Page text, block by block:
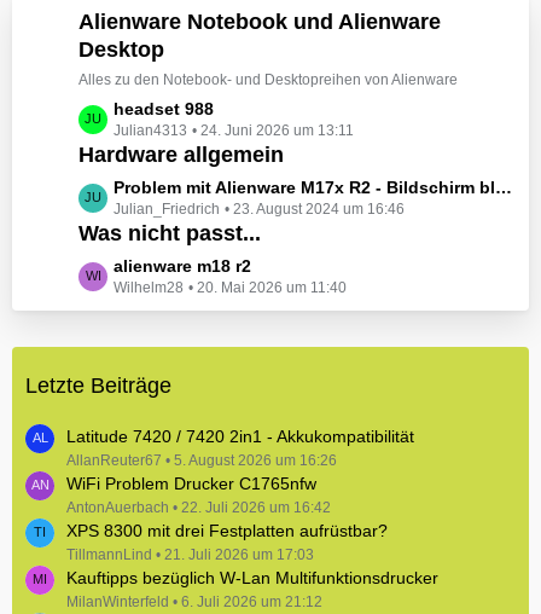
e
t
r
ä
g
e
e
B
e
i
t
r
ä
g
e
Alienware Notebook und Alienware
Desktop
Alles zu den Notebook- und Desktopreihen von Alienware
L
e
t
z
t
e
e
r
g
headset 988
Julian4313 24. Juni 2026 um 13:11
Hardware allgemein
L
e
t
z
t
e
i
ä
g
e
Problem mit Alienware M17x R2 - Bildschirm bleibt schwarz beim Start
Julian_Friedrich 23. August 2024 um 16:46
Was nicht passt...
L
e
t
e
e
i
t
r
ä
g
e
alienware m18 r2
Wilhelm28 20. Mai 2026 um 11:40
Letzte Beiträge
Latitude 7420 / 7420 2in1 - Akkukompatibilität
AllanReuter67 5. August 2026 um 16:26
WiFi Problem Drucker C1765nfw
AntonAuerbach 22. Juli 2026 um 16:42
XPS 8300 mit drei Festplatten aufrüstbar?
TillmannLind 21. Juli 2026 um 17:03
Kauftipps bezüglich W-Lan Multifunktionsdrucker
MilanWinterfeld 6. Juli 2026 um 21:12